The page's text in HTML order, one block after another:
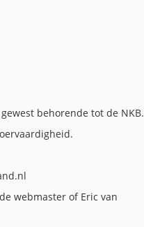
behorende tot de NKB.
webmaster of Eric van